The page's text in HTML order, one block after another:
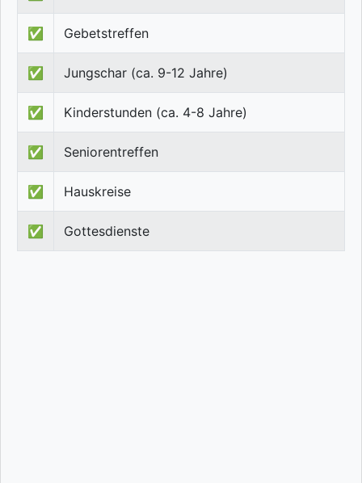
✅ Gebetstreffen
✅ Jungschar (ca. 9-12 Jahre)
✅ Kinderstunden (ca. 4-8 Jahre)
✅ Seniorentreffen
✅ Hauskreise
✅ Gottesdienste